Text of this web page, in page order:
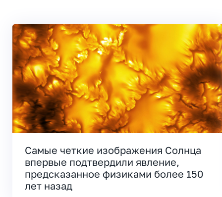
Самые четкие изображения Солнца
впервые подтвердили явление,
предсказанное физиками более 150
лет назад